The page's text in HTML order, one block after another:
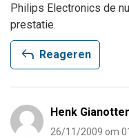
Philips Electronics de
prestatie.
reply Reageren
Henk
26/11/2009 om